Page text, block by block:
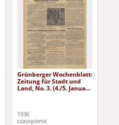
Grünberger Wochenblatt:
Zeitung für Stadt und
Land, No. 3. (4./5. Januar
1936
czasopisma